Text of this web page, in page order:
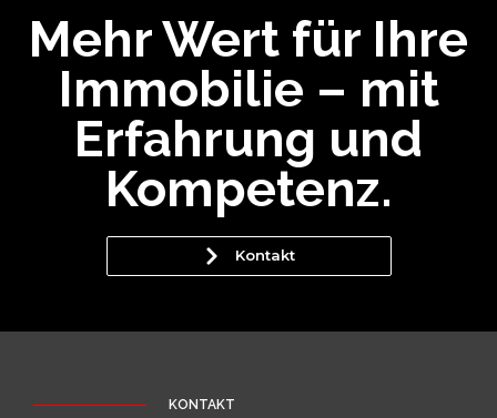
Mehr Wert für Ihre
Immobilie – mit
Erfahrung und
Kompetenz.
Kontakt
KONTAKT